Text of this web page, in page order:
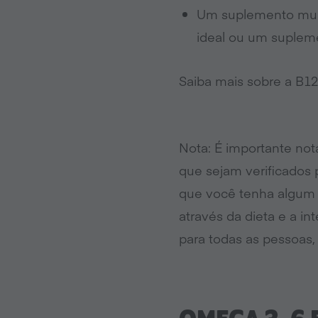
Um suplemento
ideal ou um
Saiba mais sobre a
Nota: É importante
que sejam verificados
que você tenha
através da dieta e a
para todas as